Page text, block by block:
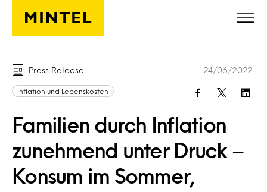
Skip to main content
Press Release
Inflation und Lebenskosten
Familien durch Inflation
zunehmend unter Druck –
Konsum im Sommer,
24/06/2022